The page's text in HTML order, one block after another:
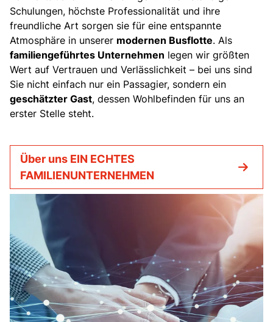
Schulungen, höchste Professionalität und ihre
freundliche Art sorgen sie für eine entspannte
Atmosphäre in unserer modernen Busflotte. Als
familiengeführtes Unternehmen legen wir größten
Wert auf Vertrauen und Verlässlichkeit – bei uns sind
Sie nicht einfach nur ein Passagier, sondern ein
geschätzter Gast, dessen Wohlbefinden für uns an
erster Stelle steht.
Über uns EIN ECHTES
FAMILIENUNTERNEHMEN